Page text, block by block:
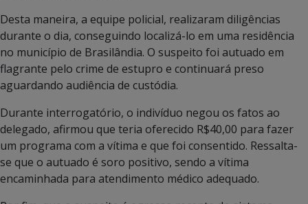
Desta maneira, a equipe policial, realizaram diligências
durante o dia, conseguindo localizá-lo em uma residência
no município de Brasilândia. O suspeito foi autuado em
flagrante pelo crime de estupro e continuará preso
aguardando audiência de custódia.
Durante interrogatório, o indivíduo negou os fatos ao
delegado, afirmou que teria oferecido R$40,00 para fazer
um programa com a vítima e que foi consentido. Ressalta-
se que o autuado é soro positivo, sendo a vítima
encaminhada para atendimento médico adequado.